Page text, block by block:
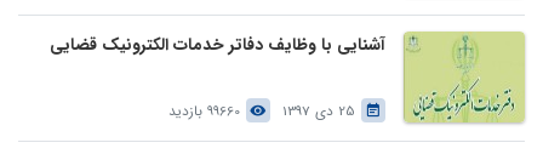
آشنایی با وظایف دفاتر خدمات الکترونیک قضایی
25 دی 1397 99660 بازدید